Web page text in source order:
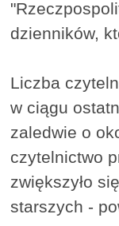
dzienników,
Liczba
w ciągu
zaledwie o
czytelnictwo
zwiększyło
starszych -